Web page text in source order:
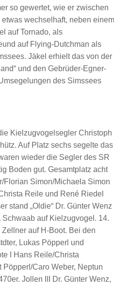
so gewertet, wie er zwischen
wechselhaft, neben einem
auf Tornado, als
auf Flying-Dutchman als
Jäkel erhielt das von der
und den Gebrüder-Egner-
des Simssees
Kielzugvogelsegler Christoph
Auf Platz sechs segelte das
wieder die Segler des SR
Boden gut. Gesamtplatz acht
Florian Simon/Michaela Simon
Reile und René Riedel
stand „Oldie“ Dr. Günter Wenz
auf Kielzugvogel. 14.
auf H-Boot. Bei den
Lukas Pöpperl und
I Hans Reile/Christa
Caro Weber, Neptun
Jollen III Dr. Günter Wenz,